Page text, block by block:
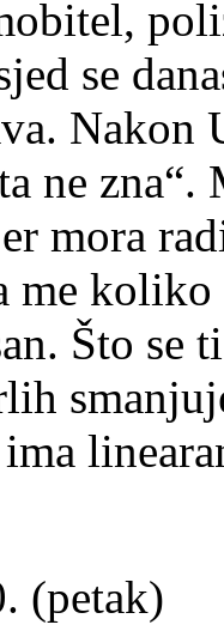
se
Nakon
ne
mora
me
Što se
(petak)